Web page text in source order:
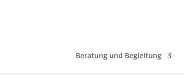
Beratung und Begleitung